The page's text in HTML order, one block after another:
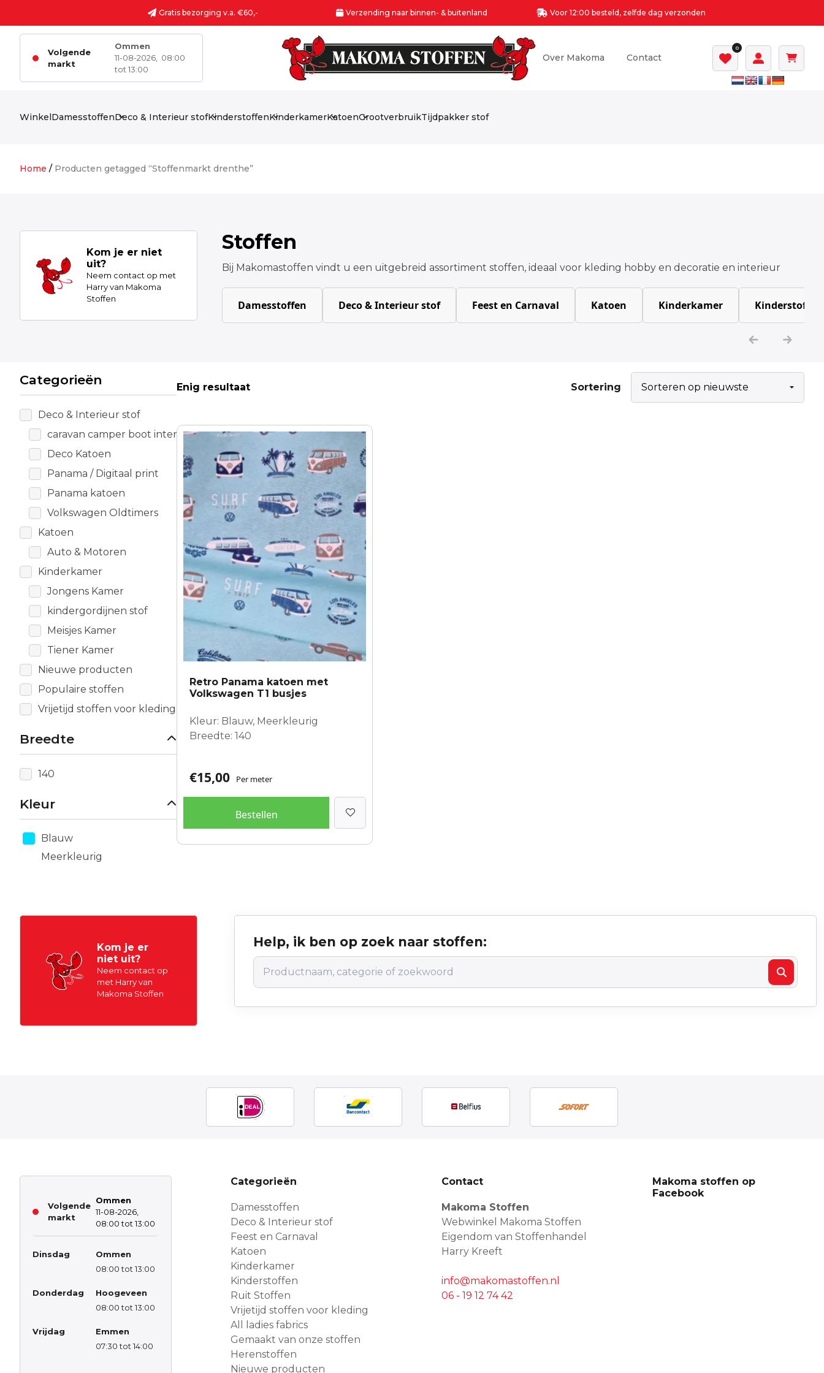
Gratis bezorging v.a. €60,- Verzending naar binnen- & buitenland Voor 12:00 besteld, zelfde dag verzonden
Volgende
markt
Ommen
11-08-2026,
08:00
tot 13:00
Over Makoma Contact
0
WinkelDamesstoffenDeco & Interieur stofKinderstoffenKinderkamerKatoenGrootverbruikTijdpakker stof
Home / Producten getagged “Stoffenmarkt drenthe”
Kom je er niet
uit?
Neem contact op met
Harry van Makoma
Stoffen
Stoffen
Bij Makomastoffen vindt u een uitgebreid assortiment stoffen, ideaal voor kleding hobby en decoratie en interieur
Damesstoffen Deco & Interieur stof Feest en Carnaval Katoen Kinderkamer Kinderstoffen
Categorieën
Deco & Interieur stof
caravan camper boot interieur
Deco Katoen
Panama / Digitaal print
Panama katoen
Volkswagen Oldtimers
Katoen
Auto & Motoren
Kinderkamer
Jongens Kamer
kindergordijnen stof
Meisjes Kamer
Tiener Kamer
Nieuwe producten
Populaire stoffen
Vrijetijd stoffen voor kleding
Breedte
140
Kleur
Blauw
Meerkleurig
Enig resultaat Sortering
Retro Panama katoen met
Volkswagen T1 busjes
Kleur: Blauw, Meerkleurig
Breedte: 140
€15,00 Per meter
Bestellen
Kom je er
niet uit?
Neem contact op
met Harry van
Makoma Stoffen
Help, ik ben op zoek naar stoffen:
Volgende
markt
Ommen
11-08-2026,
08:00 tot 13:00
Dinsdag
Ommen
08:00 tot 13:00
Donderdag
Hoogeveen
08:00 tot 13:00
Vrijdag
Emmen
07:30 tot 14:00
Categorieën
Damesstoffen
Deco & Interieur stof
Feest en Carnaval
Katoen
Kinderkamer
Kinderstoffen
Ruit Stoffen
Vrijetijd stoffen voor kleding
All ladies fabrics
Gemaakt van onze stoffen
Herenstoffen
Nieuwe producten
Contact
Makoma Stoffen
Webwinkel Makoma Stoffen
Eigendom van Stoffenhandel
Harry Kreeft
info@makomastoffen.nl
06 - 19 12 74 42
Makoma stoffen op
Facebook